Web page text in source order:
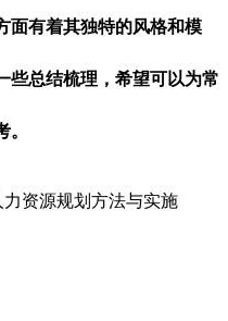
面有着其独特的风格和模
些总结梳理，希望可以为常